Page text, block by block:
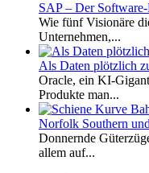
SAP – Der
Wie fünf Visionäre
Unternehmen,...
Als Daten plötzlich
Oracle, ein KI-
Produkte man...
Norfolk Southern
Donnernde
allem auf...